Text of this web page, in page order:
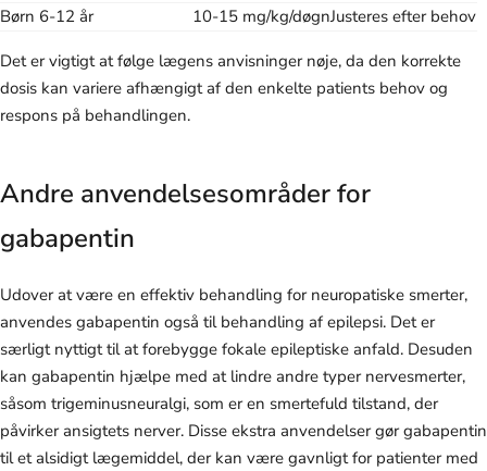
Børn 6-12 år
10-15 mg/kg/døgnJusteres efter behov
Det er vigtigt at følge lægens anvisninger nøje, da den korrekte
dosis kan variere afhængigt af den enkelte patients behov og
respons på behandlingen.
Andre anvendelsesområder for
gabapentin
Udover at være en effektiv behandling for neuropatiske smerter,
anvendes gabapentin også til behandling af epilepsi. Det er
særligt nyttigt til at forebygge fokale epileptiske anfald. Desuden
kan gabapentin hjælpe med at lindre andre typer nervesmerter,
såsom trigeminusneuralgi, som er en smertefuld tilstand, der
påvirker ansigtets nerver. Disse ekstra anvendelser gør gabapentin
til et alsidigt lægemiddel, der kan være gavnligt for patienter med